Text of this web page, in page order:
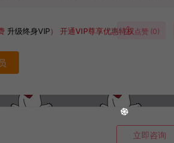
升级终身VIP）开通VIP尊享优惠特权点赞 (0)
立即咨询